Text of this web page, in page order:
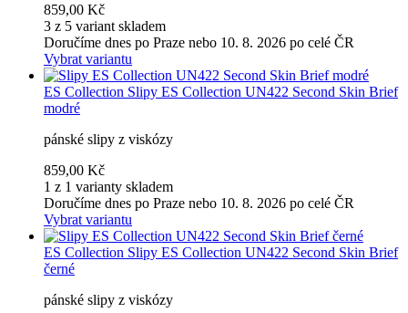
859,00 Kč
3 z 5 variant skladem
Doručíme dnes po Praze nebo 10. 8. 2026 po celé ČR
Vybrat variantu
ES Collection Slipy ES Collection UN422 Second Skin Brief
modré
pánské slipy z viskózy
859,00 Kč
1 z 1 varianty skladem
Doručíme dnes po Praze nebo 10. 8. 2026 po celé ČR
Vybrat variantu
ES Collection Slipy ES Collection UN422 Second Skin Brief
černé
pánské slipy z viskózy